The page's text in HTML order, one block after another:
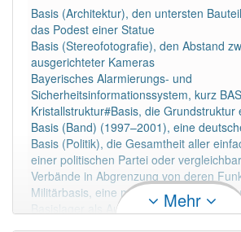
Wörter mit Endung-basis: 32
Wörter mit Endung-basis aber mit
Artikeldie: 0
94% unserer Spielapp-Nutzer haben
korrekt erraten.
Basis (Architektur), den untersten
das Podest einer Statue
Basis (Stereofotografie), den Abstand
ausgerichteter Kameras
Bayerisches Alarmierungs- und
Sicherheitsinformationssystem, kurz
Kristallstruktur#Basis, die Grundstruktur
Basis (Band) (1997–2001), eine
Basis (Politik), die Gesamtheit aller
einer politischen Partei oder
Verbände in Abgrenzung von deren
Militärbasis, eine militärisch genutzte
Basislager als Ausgangspunkt
Mehr